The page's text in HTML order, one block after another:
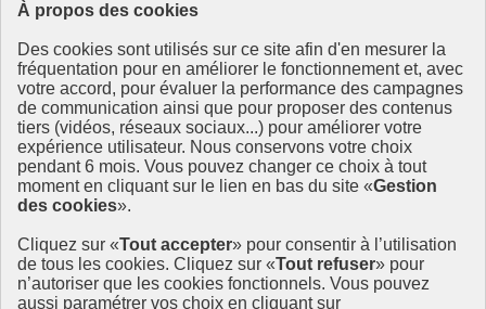
À propos des cookies
Des cookies sont utilisés sur ce site afin d'en mesurer la
fréquentation pour en améliorer le fonctionnement et, avec
votre accord, pour évaluer la performance des campagnes
de communication ainsi que pour proposer des contenus
tiers (vidéos, réseaux sociaux...) pour améliorer votre
expérience utilisateur. Nous conservons votre choix
pendant 6 mois. Vous pouvez changer ce choix à tout
moment en cliquant sur le lien en bas du site «Gestion
des cookies».
Cliquez sur «Tout accepter» pour consentir à l’utilisation
de tous les cookies. Cliquez sur «Tout refuser» pour
n’autoriser que les cookies fonctionnels. Vous pouvez
aussi paramétrer vos choix en cliquant sur
Ressources
Ressources
La Méth’ODD
Gouvernement
Ce site propose l’information de référence concernant l’Agenda
2030 et la feuille de route de la France. Il valorise la mobilisation de
tous les acteurs.
info.gouv.fr- ouvre une nouvelle fenêtre
service-public.fr - ouvre une nouvelle fenêtre
legifrance.gouv.fr- ouvre une nouvelle fenêtre
data.gouv.fr- ouvre une nouvelle fenêtre